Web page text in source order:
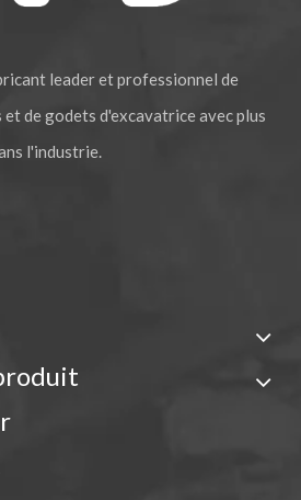
Pelle en acier allié Caterpillar E315 Forged Bucket Tooth 1U3302RC
leader et professionnel de
de godets d'excavatrice avec plus
l'industrie.